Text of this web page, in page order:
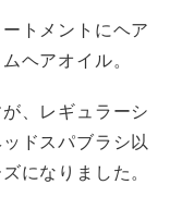
トメントにヘア
ヘアオイル。
、レギュラーシ
ドスパブラシ以
になりました。